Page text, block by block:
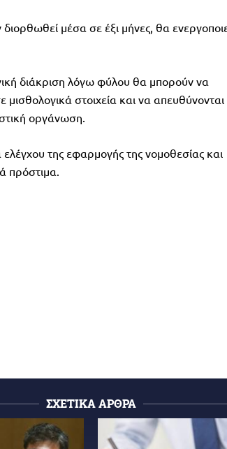
μέσα σε έξι μήνες, θα
διάκριση λόγω φύλου θα μπορούν να
στοιχεία και να απευθύνονται
οργάνωση.
της εφαρμογής της νομοθεσίας και
πρόστιμα.
ΣΧΕΤΙΚΑ ΑΡΘΡΑ